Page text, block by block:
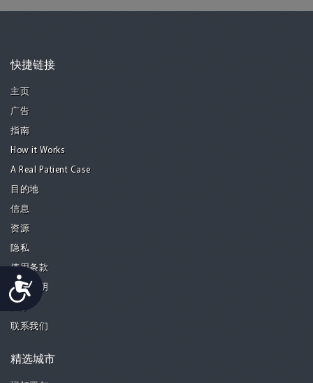
Accessibility
快捷链接
主页
广告
指南
How it Works
A Real Patient Case
目的地
信息
资源
隐私
使用条款
免责声明
联系我们
精选城市